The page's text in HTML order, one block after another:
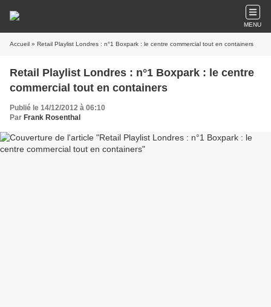
MENU
Accueil » Retail Playlist Londres : n°1 Boxpark : le centre commercial tout en containers
Retail Playlist Londres : n°1 Boxpark : le centre
commercial tout en containers
Publié le 14/12/2012 à 06:10
Par Frank Rosenthal